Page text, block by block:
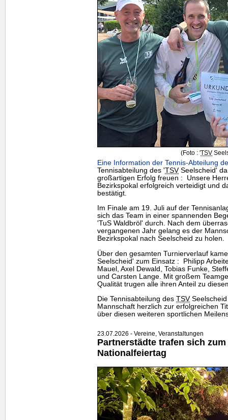
(Foto : 'TSV
Eine Information der Tennis-Abteilung
Tennisabteilung des 'TSVSeelscheid'
großartigen Erfolg freuen : Unsere
Bezirkspokal erfolgreich verteidigt und
bestätigt.
Im Finale am 19. Juli auf der
sich das Team in einer spannenden
'TuS Waldbröl' durch. Nach dem
vergangenen Jahr gelang es der
Bezirkspokal nach Seelscheid zu holen.
Über den gesamten Turnierverlauf
Seelscheid' zum Einsatz : Philipp
Mauel, Axel Dewald, Tobias Funke,
und Carsten Lange. Mit großem
Qualität trugen alle ihren Anteil zu
Die Tennisabteilung des TSV
Mannschaft herzlich zur erfolgreichen
über diesen weiteren sportlichen
23.07.2026 - Vereine, Veranstaltungen
Partnerstädte trafen sich
Nationalfeiertag